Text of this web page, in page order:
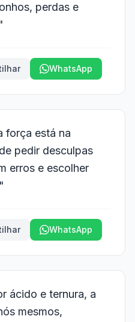
perdas e
WhatsApp
força está na
pedir desculpas
erros e escolher
WhatsApp
ácido e ternura, a
mesmos,